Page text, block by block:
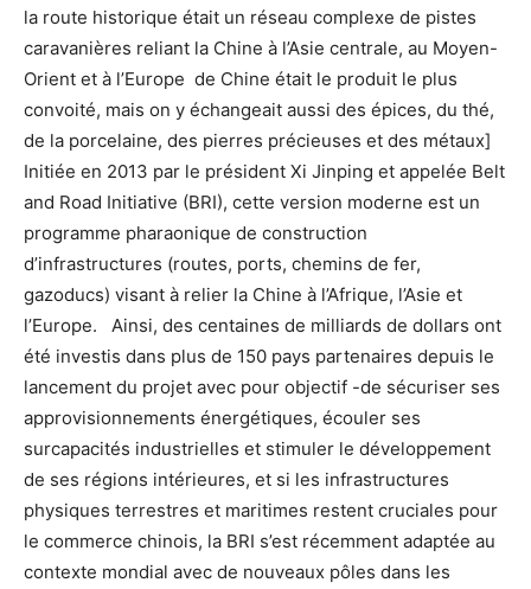
la route historique était un réseau complexe de pistes
caravanières reliant la Chine à l’Asie centrale, au Moyen-
Orient et à l’Europe de Chine était le produit le plus
convoité, mais on y échangeait aussi des épices, du thé,
de la porcelaine, des pierres précieuses et des métaux]
Initiée en 2013 par le président Xi Jinping et appelée Belt
and Road Initiative (BRI), cette version moderne est un
programme pharaonique de construction
d’infrastructures (routes, ports, chemins de fer,
gazoducs) visant à relier la Chine à l’Afrique, l’Asie et
l’Europe. Ainsi, des centaines de milliards de dollars ont
été investis dans plus de 150 pays partenaires depuis le
lancement du projet avec pour objectif -de sécuriser ses
approvisionnements énergétiques, écouler ses
surcapacités industrielles et stimuler le développement
de ses régions intérieures, et si les infrastructures
physiques terrestres et maritimes restent cruciales pour
le commerce chinois, la BRI s’est récemment adaptée au
contexte mondial avec de nouveaux pôles dans les